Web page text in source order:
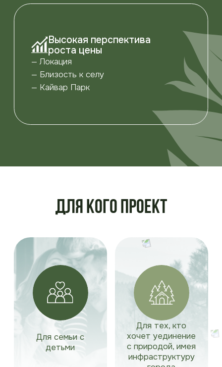
Для кого проект
210 000 ₽/сот.